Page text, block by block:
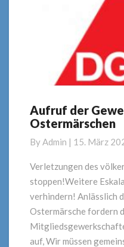
Aufruf
der
Gewerkschaften
zu
den
Ostermärschen
Aufruf der
Ostermärschen
ByAdmin | 15. März
Verletzungen des
stoppen!Weitere
verhindern! Anlässlich
Ostermärsche fordern
auf, Wir müssen